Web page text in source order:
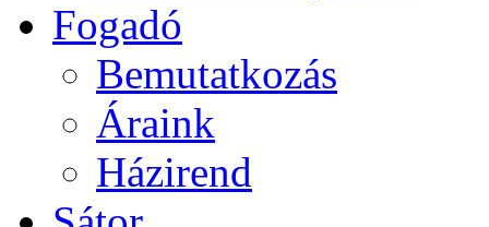
Fogadó
Bemutatkozás
Áraink
Házirend